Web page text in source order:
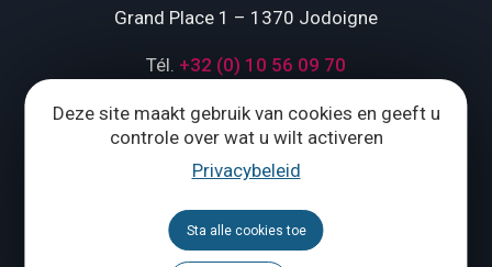
Deze site maakt gebruik van cookies en geeft u
controle over wat u wilt activeren
Privacybeleid
Sta alle cookies toe
Grand Place 1 – 1370 Jodoigne
Tél. +32 (0) 10 56 09 70
Volg ons